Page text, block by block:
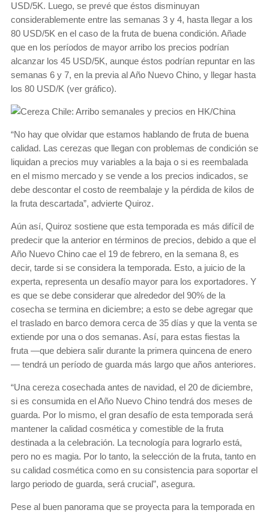
USD/5K. Luego, se prevé que éstos disminuyan
considerablemente entre las semanas 3 y 4, hasta llegar a los
80 USD/5K en el caso de la fruta de buena condición. Añade
que en los períodos de mayor arribo los precios podrían
alcanzar los 45 USD/5K, aunque éstos podrían repuntar en las
semanas 6 y 7, en la previa al Año Nuevo Chino, y llegar hasta
los 80 USD/K (ver gráfico).
“No hay que olvidar que estamos hablando de fruta de buena
calidad. Las cerezas que llegan con problemas de condición se
liquidan a precios muy variables a la baja o si es reembalada
en el mismo mercado y se vende a los precios indicados, se
debe descontar el costo de reembalaje y la pérdida de kilos de
la fruta descartada”, advierte Quiroz.
Aún así, Quiroz sostiene que esta temporada es más difícil de
predecir que la anterior en términos de precios, debido a que el
Año Nuevo Chino cae el 19 de febrero, en la semana 8, es
decir, tarde si se considera la temporada. Esto, a juicio de la
experta, representa un desafío mayor para los exportadores. Y
es que se debe considerar que alrededor del 90% de la
cosecha se termina en diciembre; a esto se debe agregar que
el traslado en barco demora cerca de 35 días y que la venta se
extiende por una o dos semanas. Así, para estas fiestas la
fruta —que debiera salir durante la primera quincena de enero
— tendrá un período de guarda más largo que años anteriores.
“Una cereza cosechada antes de navidad, el 20 de diciembre,
si es consumida en el Año Nuevo Chino tendrá dos meses de
guarda. Por lo mismo, el gran desafío de esta temporada será
mantener la calidad cosmética y comestible de la fruta
destinada a la celebración. La tecnología para lograrlo está,
pero no es magia. Por lo tanto, la selección de la fruta, tanto en
su calidad cosmética como en su consistencia para soportar el
largo periodo de guarda, será crucial”, asegura.
Pese al buen panorama que se proyecta para la temporada en